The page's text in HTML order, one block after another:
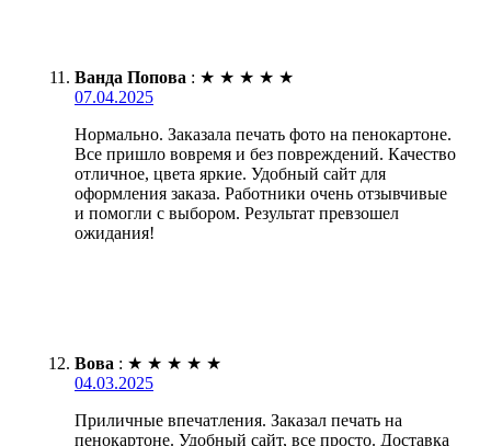
Ванда Попова : ★ ★ ★ ★ ★
07.04.2025
Нормально. Заказала печать фото на пенокартоне.
Все пришло вовремя и без повреждений. Качество
отличное, цвета яркие. Удобный сайт для
оформления заказа. Работники очень отзывчивые
и помогли с выбором. Результат превзошел
ожидания!
Вова : ★ ★ ★ ★ ★
04.03.2025
Приличные впечатления. Заказал печать на
пенокартоне. Удобный сайт, все просто. Доставка